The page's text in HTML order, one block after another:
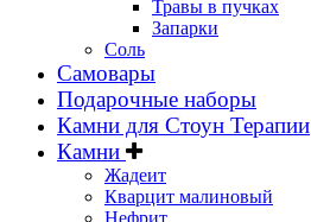
Травы в пучках
Запарки
Соль
Самовары
Подарочные наборы
Камни для Стоун Терапии
Камни
Жадеит
Кварцит малиновый
Нефрит